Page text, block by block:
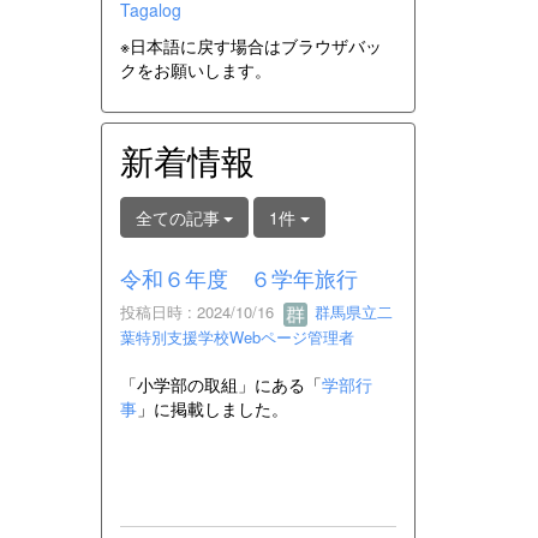
Tagalog
※日本語に戻す場合はブラウザバッ
クをお願いします。
新着情報
全ての記事 1件
令和６年度 ６学年旅行
投稿日時 : 2024/10/16
群馬県立二
葉特別支援学校Webページ管理者
「小学部の取組」にある「学部行
事」に掲載しました。